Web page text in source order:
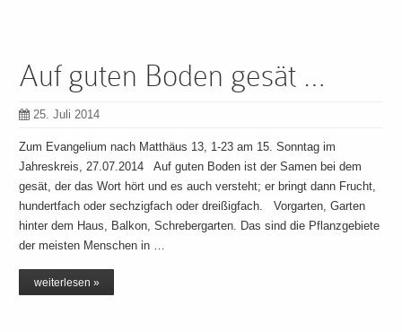
Auf guten Boden gesät …
25. Juli 2014
Zum Evangelium nach Matthäus 13, 1-23 am 15. Sonntag im
Jahreskreis, 27.07.2014 Auf guten Boden ist der Samen bei dem
gesät, der das Wort hört und es auch versteht; er bringt dann Frucht,
hundertfach oder sechzigfach oder dreißigfach. Vorgarten, Garten
hinter dem Haus, Balkon, Schrebergarten. Das sind die Pflanzgebiete
der meisten Menschen in …
weiterlesen »